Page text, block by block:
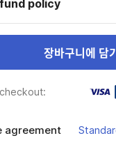
policy
장바구니에 담기
agreement